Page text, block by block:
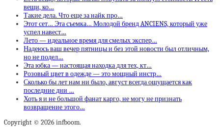
вещи, ко…
Такие дела. Что еще за найк про…
Этот сет… Эта съемка… Молодой бренд ANCIENS, который уже
успел навест…
Лето — идеальное время для смелых экспер…
Надеюсь ваш вечер пятницы и без этой новости был отличным,
но не подел…
Эта юбка — настоящая находка для тех, кт…
Розовый цвет в одежде — это мощный инстр…
Сколько бы лет нам ни было, август всегда ощущается как
последние дни …
Хоть я и не большой фанат карго, не могу не признать
возвращение этого…
Copyright © 2026 infboom.